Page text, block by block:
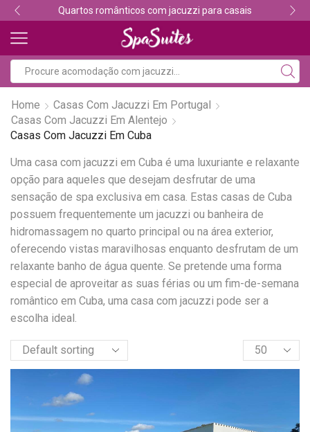
Quartos românticos com jacuzzi para casais
Home
Casas Com Jacuzzi Em Portugal
Casas Com Jacuzzi Em Alentejo
Casas Com Jacuzzi Em Cuba
Uma casa com jacuzzi em Cuba é uma luxuriante e relaxante
opção para aqueles que desejam desfrutar de uma
sensação de spa exclusiva em casa. Estas casas de Cuba
possuem frequentemente um jacuzzi ou banheira de
hidromassagem no quarto principal ou na área exterior,
oferecendo vistas maravilhosas enquanto desfrutam de um
relaxante banho de água quente. Se pretende uma forma
especial de aproveitar as suas férias ou um fim-de-semana
romântico em Cuba, uma casa com jacuzzi pode ser a
escolha ideal.